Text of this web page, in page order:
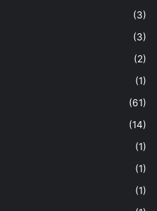
(3)
(3)
(2)
(1)
(61)
(14)
(1)
(1)
(1)